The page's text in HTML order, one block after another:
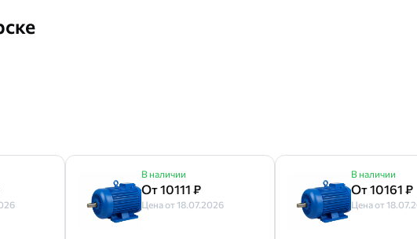
В наличии
От 10111 ₽
Цена от 18.07.2026
В наличии
От 10161 ₽
Цена от